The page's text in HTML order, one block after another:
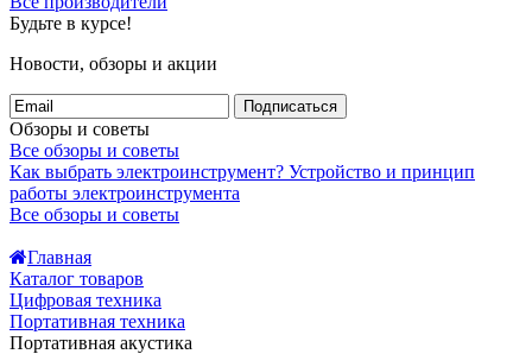
Будьте в курсе!
Новости, обзоры и акции
Подписаться
Обзоры и советы
Все обзоры и советы
Как выбрать электроинструмент? Устройство и принцип
работы электроинструмента
Все обзоры и советы
Главная
Каталог товаров
Цифровая техника
Портативная техника
Портативная акустика